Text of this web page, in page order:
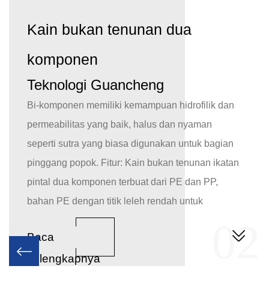
Kain bukan tenunan dua
komponen
Teknologi Guancheng
Bi-komponen memiliki kemampuan hidrofilik dan
permeabilitas yang baik, halus dan nyaman
seperti sutra yang biasa digunakan untuk bagian
pinggang popok. Fitur: Kain bukan tenunan ikatan
pintal dua komponen terbuat dari PE dan PP,
bahan PE dengan titik leleh rendah untuk
sarungnya, dan bahan PP untuk inti.
Dibandingkan dengan kain ikatan pintal satu
komponen tradisional, penerapan terobosan
Baca
selengkapnya
02